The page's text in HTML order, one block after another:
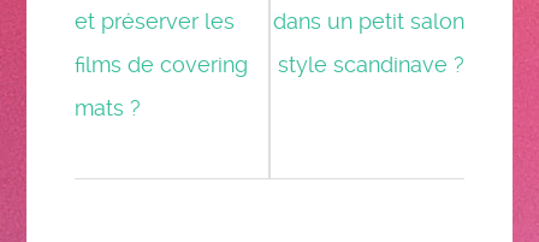
et préserver les
films de covering
mats ?
dans un petit salon
style scandinave ?